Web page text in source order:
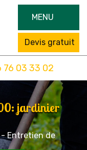
MENU
Devis gratuit
76 03 33 02
jardinier
Entretien de